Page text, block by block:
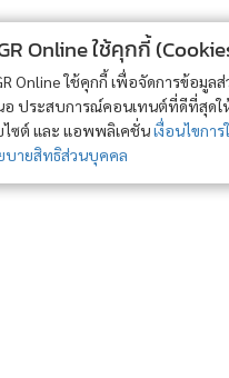
Online ใช้คุกกี้
Online ใช้คุกกี้ เพื่อจัดการข้อมูล
อ ประสบการณ์คอนเทนต์ที่ดีที่สุด
ไซต์ และ แอพพลิเคชั่นเงื่อนไขกา
บายสิทธิส่วนบุคคล